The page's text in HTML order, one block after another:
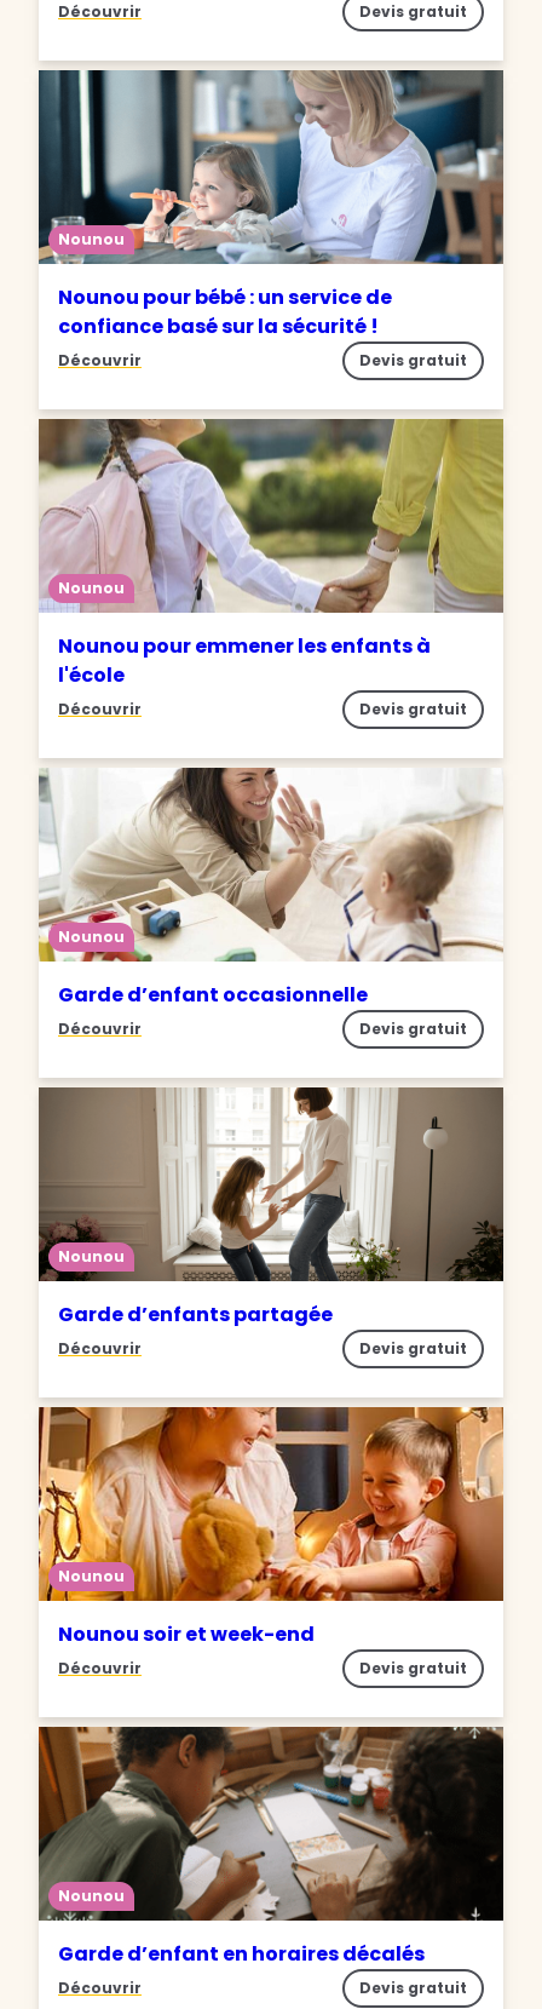
Découvrir Devis gratuit
Nounou
Nounou pour bébé : un service de
confiance basé sur la sécurité !
Découvrir Devis gratuit
Nounou
Nounou pour emmener les enfants à
l'école
Découvrir Devis gratuit
Nounou
Garde d’enfant occasionnelle
Découvrir Devis gratuit
Nounou
Garde d’enfants partagée
Découvrir Devis gratuit
Nounou
Nounou soir et week-end
Découvrir Devis gratuit
Nounou
Garde d’enfant en horaires décalés
Découvrir Devis gratuit